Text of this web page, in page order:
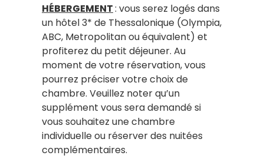
HÉBERGEMENT: vous serez logés dans
un hôtel 3* de Thessalonique (Olympia,
ABC, Metropolitan ou équivalent) et
profiterez du petit déjeuner. Au
moment de votre réservation, vous
pourrez préciser votre choix de
chambre. Veuillez noter qu’un
supplément vous sera demandé si
vous souhaitez une chambre
individuelle ou réserver des nuitées
complémentaires.